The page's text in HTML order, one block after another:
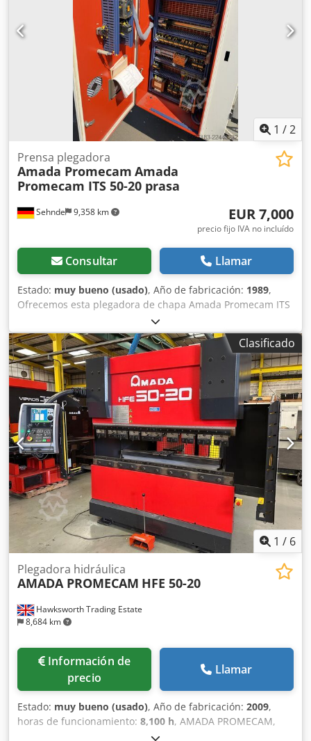
1 /2
Sehnde 9,358 km
Prensa plegadora
Amada Promecam Amada
Promecam ITS 50-20 prasa
EUR 7,000
precio fijo IVA no incluído
Consultar Llamar
Estado: muy bueno (usado), Año de fabricación: 1989,
Ofrecemos esta plegadora de chapa Amada Promecam ITS
50-20, en muy buen estado de conservación, fabricada en
1989. Dcsdozp Siajpfx Ai Njk Fabricante: Amada Promecam
Si tiene alguna pregunta o necesita más información, no
dude en enviarnos un mensaje o llamarnos.
Clasificado
1 / 6
Hawksworth Trading Estate
8,684 km
Plegadora hidráulica
AMADA PROMECAM HFE 50-20
Información de
precio
Llamar
Estado: muy bueno (usado), Año de fabricación: 2009,
horas de funcionamiento: 8,100 h, AMADA PROMECAM,
MODELO HFE 5020, CAPACIDAD DE 50 TONELADAS X 2000